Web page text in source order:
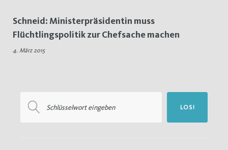
Schlagwort:
Ministerin
Schneid: Ministerpräsidentin muss
Flüchtlingspolitik zur Chefsache machen
4. März 2015
nach:
LOS!